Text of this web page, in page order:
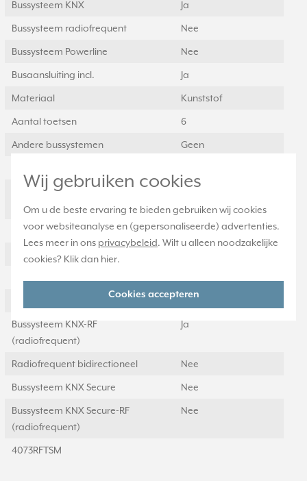
Wij gebruiken cookies
Om u de beste ervaring te bieden gebruiken wij cookies
voor websiteanalyse en (gepersonaliseerde) advertenties.
Lees meer in ons privacybeleid. Wilt u alleen noodzakelijke
cookies? Klik dan hier.
Cookies accepteren
Bussysteem KNX Ja
Bussysteem radiofrequent Nee
Bussysteem Powerline Nee
Busaansluiting incl. Ja
Materiaal Kunststof
Aantal toetsen 6
Andere bussystemen Geen
diefstal-/demontagebescherming
Met indicatieveld Nee
Beschermingsgraad (IP)
Aantal bedieningspunten 6
Bussysteem KNX-RF
(radiofrequent)
Ja
Radiofrequent bidirectioneel Nee
Bussysteem KNX Secure Nee
Bussysteem KNX Secure-RF
(radiofrequent)
Nee
4073RFTSM